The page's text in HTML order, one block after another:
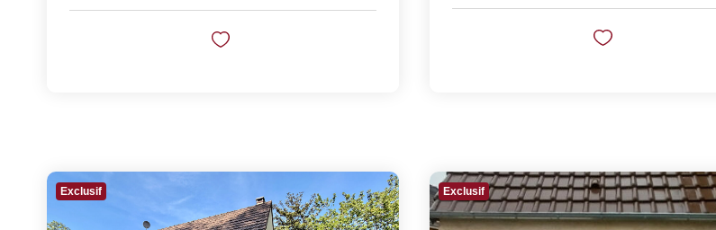
Exclusif Exclusif